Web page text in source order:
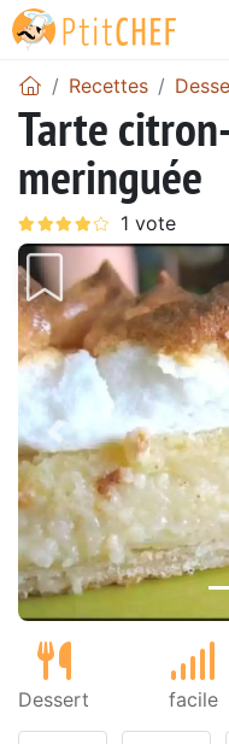
Recettes
Tarte
meringuée
Précédent
Dessert facile